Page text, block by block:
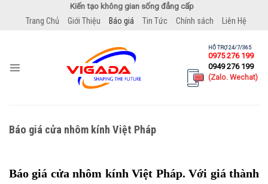
Kiến tạo không gian sống đẳng cấp
Trang Chủ Giới Thiệu Báo giá Tin Tức Chính sách Liên Hệ
HỖ TRỢ 24/7/365
0975 276 199
0949 276 199
(Zalo. Wechat)
Báo giá cửa nhôm kính Việt Pháp
Báo giá cửa nhôm kính Việt Pháp. Với giá thành